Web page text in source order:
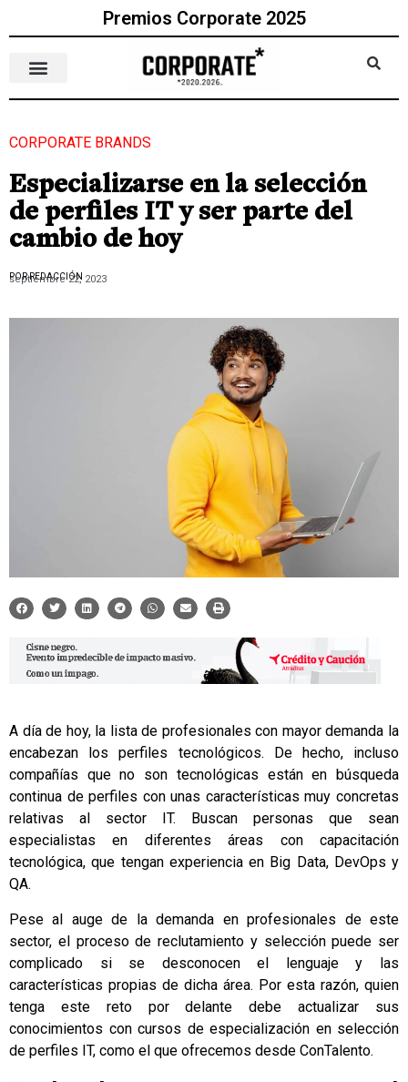
Premios Corporate 2025
CORPORATE BRANDS
Especializarse en la selección
de perfiles IT y ser parte del
cambio de hoy
POR REDACCIÓN
septiembre 22, 2023
A día de hoy, la lista de profesionales con mayor demanda la
encabezan los perfiles tecnológicos. De hecho, incluso
compañías que no son tecnológicas están en búsqueda
continua de perfiles con unas características muy concretas
relativas al sector IT. Buscan personas que sean
especialistas en diferentes áreas con capacitación
tecnológica, que tengan experiencia en Big Data, DevOps y
QA.
Pese al auge de la demanda en profesionales de este
sector, el proceso de reclutamiento y selección puede ser
complicado si se desconocen el lenguaje y las
características propias de dicha área. Por esta razón, quien
tenga este reto por delante debe actualizar sus
conocimientos con cursos de especialización en selección
de perfiles IT, como el que ofrecemos desde ConTalento.